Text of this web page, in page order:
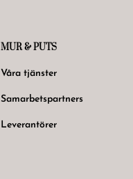
MUR & PUTS
Våra tjänster
Samarbetspartners
Leverantörer